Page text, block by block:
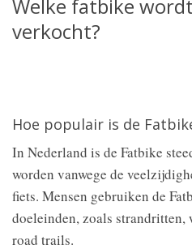
Welke fatbike
verkocht?
Hoe populair is de
In Nederland is de Fatbike
worden vanwege de
fiets. Mensen gebruiken de
doeleinden, zoals strandritten,
road trails.